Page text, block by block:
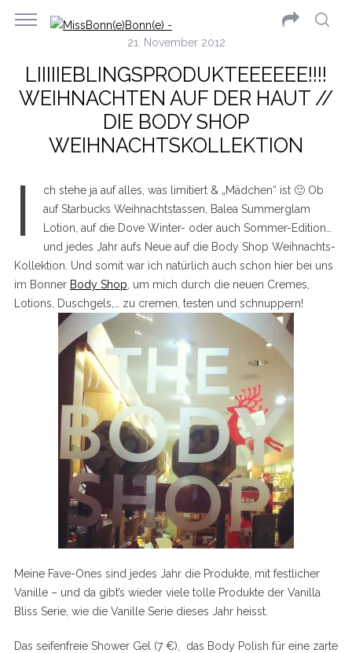
21. November 2012
LIIIIIEBLINGSPRODUKTEEEEEE!!!!
WEIHNACHTEN AUF DER HAUT //
DIE BODY SHOP
WEIHNACHTSKOLLEKTION
I
ch stehe ja auf alles, was limitiert & „Mädchen“ ist 🙂 Ob
auf Starbucks Weihnachtstassen, Balea Summerglam
Lotion, auf die Dove Winter- oder auch Sommer-Edition…
und jedes Jahr aufs Neue auf die Body Shop Weihnachts-
Kollektion. Und somit war ich natürlich auch schon hier bei uns
im Bonner Body Shop , um mich durch die neuen Cremes,
Lotions, Duschgels,… zu cremen, testen und schnuppern!
Meine Fave-Ones sind jedes Jahr die Produkte, mit festlicher
Vanille – und da gibt’s wieder viele tolle Produkte der Vanilla
Bliss Serie, wie die Vanille Serie dieses Jahr heisst.
Das seifenfreie Shower Gel (7 €), das Body Polish für eine zarte